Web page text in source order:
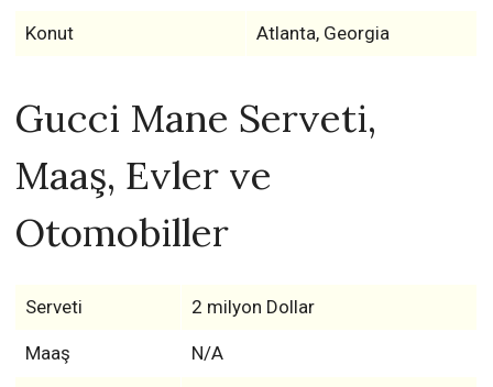
Konut Atlanta, Georgia
Gucci Mane Serveti,
Maaş, Evler ve
Otomobiller
Serveti 2 milyon Dollar
Maaş N/A